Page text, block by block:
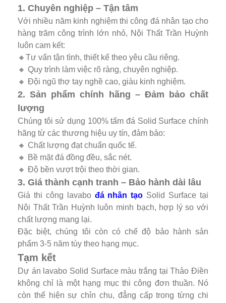
1. Chuyên nghiệp – Tận tâm
Với nhiều năm kinh nghiệm thi công đá nhân tạo cho
hàng trăm công trình lớn nhỏ, Nội Thất Trần Huỳnh
luôn cam kết:
🔸Tư vấn tận tình, thiết kế theo yêu cầu riêng.
🔸 Quy trình làm việc rõ ràng, chuyên nghiệp.
🔸 Đội ngũ thợ tay nghề cao, giàu kinh nghiệm.
2. Sản phẩm chính hãng – Đảm bảo chất
lượng
Chúng tôi sử dụng 100% tấm đá Solid Surface chính
hãng từ các thương hiệu uy tín, đảm bảo:
🔸 Chất lượng đạt chuẩn quốc tế.
🔸 Bề mặt đá đồng đều, sắc nét.
🔸 Độ bền vượt trội theo thời gian.
3. Giá thành cạnh tranh – Bảo hành dài lâu
Giá thi công lavabo đá nhân tạo Solid Surface tại
Nội Thất Trần Huỳnh luôn minh bạch, hợp lý so với
chất lượng mang lại.
Đặc biệt, chúng tôi còn có chế độ bảo hành sản
phẩm 3-5 năm tùy theo hạng mục.
Tạm kết
Dự án lavabo Solid Surface màu trắng tại Thảo Điền
không chỉ là một hạng mục thi công đơn thuần. Nó
còn thể hiện sự chỉn chu, đẳng cấp trong từng chi